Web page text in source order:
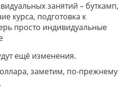
занятий – буткамп,
курса, подготовка к
просто индивидуальные
ещё изменения.
заметим, по-прежнему